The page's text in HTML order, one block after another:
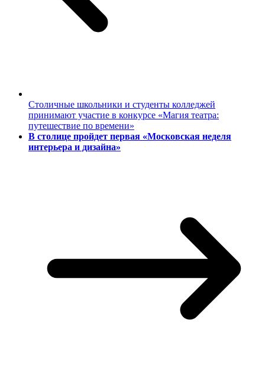
Столичные школьники и студенты колледжей
принимают участие в конкурсе «Магия театра:
путешествие по времени»
В столице пройдет первая «Московская неделя
интерьера и дизайна»